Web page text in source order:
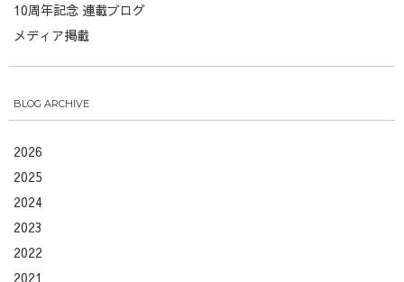
10周年記念 連載ブログ
メディア掲載
BLOG ARCHIVE
2026
2025
2024
2023
2022
2021